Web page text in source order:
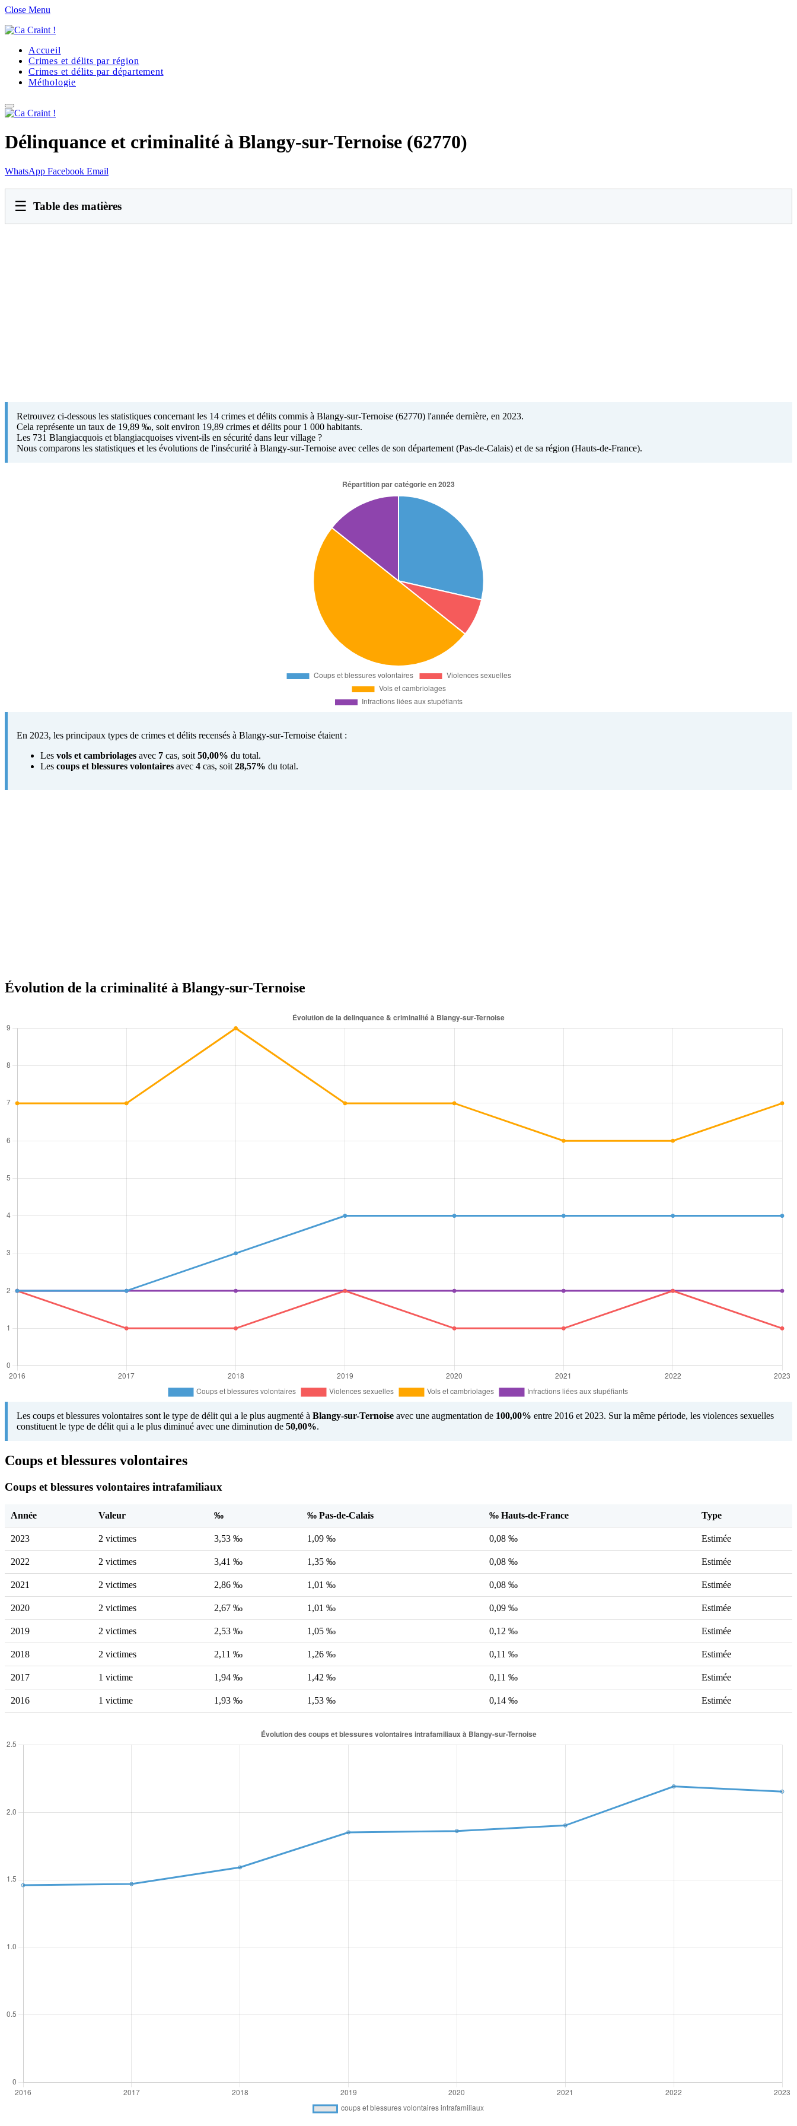
Close Menu
Accueil
Crimes et délits par région
Crimes et délits par département
Méthologie
Délinquance et criminalité à Blangy-sur-Ternoise (62770)
WhatsApp Facebook Email
☰ Table des matières
Retrouvez ci-dessous les statistiques concernant les 14 crimes et délits commis à Blangy-sur-Ternoise (62770) l'année dernière, en 2023.
Cela représente un taux de 19,89 ‰, soit environ 19,89 crimes et délits pour 1 000 habitants.
Les 731 Blangiacquois et blangiacquoises vivent-ils en sécurité dans leur village ?
Nous comparons les statistiques et les évolutions de l'insécurité à Blangy-sur-Ternoise avec celles de son département (Pas-de-Calais) et de sa région (Hauts-de-France).
En 2023, les principaux types de crimes et délits recensés à Blangy-sur-Ternoise étaient :
Les vols et cambriolages avec 7 cas, soit 50,00% du total.
Les coups et blessures volontaires avec 4 cas, soit 28,57% du total.
Évolution de la criminalité à Blangy-sur-Ternoise
Les coups et blessures volontaires sont le type de délit qui a le plus augmenté à Blangy-sur-Ternoise avec une augmentation de 100,00% entre 2016 et 2023. Sur la même période, les violences sexuelles
constituent le type de délit qui a le plus diminué avec une diminution de 50,00%.
Coups et blessures volontaires
Coups et blessures volontaires intrafamiliaux
Année Valeur ‰ ‰ Pas-de-Calais ‰ Hauts-de-France Type
2023 2 victimes 3,53 ‰ 1,09 ‰ 0,08 ‰ Estimée
2022 2 victimes 3,41 ‰ 1,35 ‰ 0,08 ‰ Estimée
2021 2 victimes 2,86 ‰ 1,01 ‰ 0,08 ‰ Estimée
2020 2 victimes 2,67 ‰ 1,01 ‰ 0,09 ‰ Estimée
2019 2 victimes 2,53 ‰ 1,05 ‰ 0,12 ‰ Estimée
2018 2 victimes 2,11 ‰ 1,26 ‰ 0,11 ‰ Estimée
2017 1 victime 1,94 ‰ 1,42 ‰ 0,11 ‰ Estimée
2016 1 victime 1,93 ‰ 1,53 ‰ 0,14 ‰ Estimée